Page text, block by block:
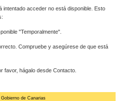
intentado acceder no está disponible. Esto
"Temporalmente".
Compruebe y asegúrese de que está
favor, hágalo desde Contacto.
de Canarias